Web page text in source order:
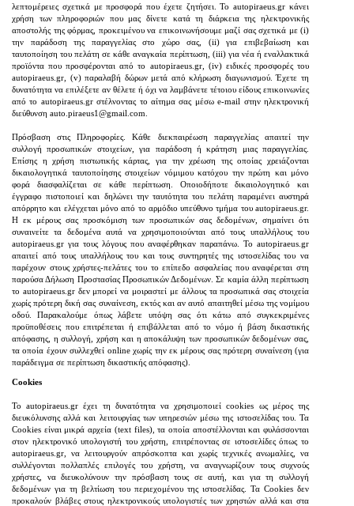
λεπτομέρειες σχετικά με προσφορά που έχετε ζητήσει. Το autopiraeus.gr κάνει
χρήση των πληροφοριών που μας δίνετε κατά τη διάρκεια της ηλεκτρονικής
αποστολής της φόρμας, προκειμένου να επικοινωνήσουμε μαζί σας σχετικά με (i)
την παράδοση της παραγγελίας στο χώρο σας, (ii) για επιβεβαίωση και
ταυτοποίηση του πελάτη σε κάθε αναγκαία περίπτωση, (iii) για νέα ή εναλλακτικά
προϊόντα που προσφέρονται από το autopiraeus.gr, (iv) ειδικές προσφορές του
autopiraeus.gr, (v) παραλαβή δώρων μετά από κλήρωση διαγωνισμού. Έχετε τη
δυνατότητα να επιλέξετε αν θέλετε ή όχι να λαμβάνετε τέτοιου είδους επικοινωνίες
από το autopiraeus.gr στέλνοντας το αίτημα σας μέσω e-mail στην ηλεκτρονική
διεύθυνση auto.piraeus1@gmail.com.
Πρόσβαση στις Πληροφορίες. Κάθε διεκπαιρέωση παραγγελίας απαιτεί την
συλλογή προσωπικών στοιχείων, για παράδοση ή κράτηση μιας παραγγελίας.
Επίσης η χρήση πιστωτικής κάρτας, για την χρέωση της οποίας χρειάζονται
δικαιολογητικά ταυτοποίησης στοιχείων νόμιμου κατόχου την πρώτη και μόνο
φορά διασφαλίζεται σε κάθε περίπτωση. Οποιοδήποτε δικαιολογητικό και
έγγραφο πιστοποιεί και δηλώνει την ταυτότητα του πελάτη παραμένει αυστηρά
απόρρητο και ελέγχεται μόνο από το αρμόδιο υπεύθυνο τμήμα του autopiraeus.gr.
Η εκ μέρους σας προσκόμιση των προσωπικών σας δεδομένων, σημαίνει ότι
συναινείτε τα δεδομένα αυτά να χρησιμοποιούνται από τους υπαλλήλους του
autopiraeus.gr για τους λόγους που αναφέρθηκαν παραπάνω. Το autopiraeus.gr
απαιτεί από τους υπαλλήλους του και τους συντηρητές της ιστοσελίδας του να
παρέχουν στους χρήστες-πελάτες του το επίπεδο ασφαλείας που αναφέρεται στη
παρούσα Δήλωση Προστασίας Προσωπικών Δεδομένων. Σε καμία άλλη περίπτωση
το autopiraeus.gr δεν μπορεί να μοιραστεί με άλλους τα προσωπικά σας στοιχεία
χωρίς πρότερη δική σας συναίνεση, εκτός και αν αυτό απαιτηθεί μέσω της νομίμου
οδού. Παρακαλούμε όπως λάβετε υπόψη σας ότι κάτω από συγκεκριμένες
προϋποθέσεις που επιτρέπεται ή επιβάλλεται από το νόμο ή βάση δικαστικής
απόφασης, η συλλογή, χρήση και η αποκάλυψη των προσωπικών δεδομένων σας,
τα οποία έχουν συλλεχθεί online χωρίς την εκ μέρους σας πρότερη συναίνεση (για
παράδειγμα σε περίπτωση δικαστικής απόφασης).
Cookies
Το autopiraeus.gr έχει τη δυνατότητα να χρησιμοποιεί cookies ως μέρος της
διευκόλυνσης αλλά και λειτουργίας των υπηρεσιών μέσω της ιστοσελίδας του. Τα
Cookies είναι μικρά αρχεία (text files), τα οποία απoστέλλονται και φυλάσσονται
στον ηλεκτρονικό υπολογιστή του χρήστη, επιτρέποντας σε ιστοσελίδες όπως το
autopiraeus.gr, να λειτουργούν απρόσκοπτα και χωρίς τεχνικές ανωμαλίες, να
συλλέγονται πολλαπλές επιλογές του χρήστη, να αναγνωρίζουν τους συχνούς
χρήστες, να διευκολύνουν την πρόσβαση τους σε αυτή, και για τη συλλογή
δεδομένων για τη βελτίωση του περιεχομένου της ιστοσελίδας. Τα Cookies δεν
προκαλούν βλάβες στους ηλεκτρονικούς υπολογιστές των χρηστών αλλά και στα